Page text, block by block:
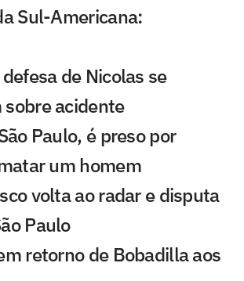
Sul-Americana:
de Nicolas se
acidente
Paulo, é preso por
um homem
volta ao radar e disputa
Paulo
retorno de Bobadilla aos